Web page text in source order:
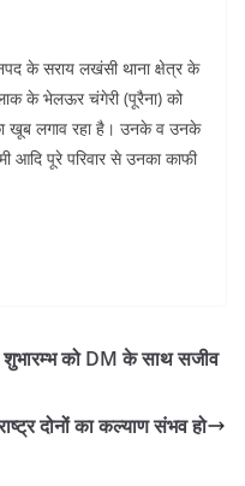
के सराय लखंसी थाना क्षेत्र के
के भेलऊर चंगेरी (पूरैना) को
खूब लगाव रहा है। उनके व उनके
आदि पूरे परिवार से उनका काफी
को DM के साथ सजीव
दोनों का कल्याण संभव हो